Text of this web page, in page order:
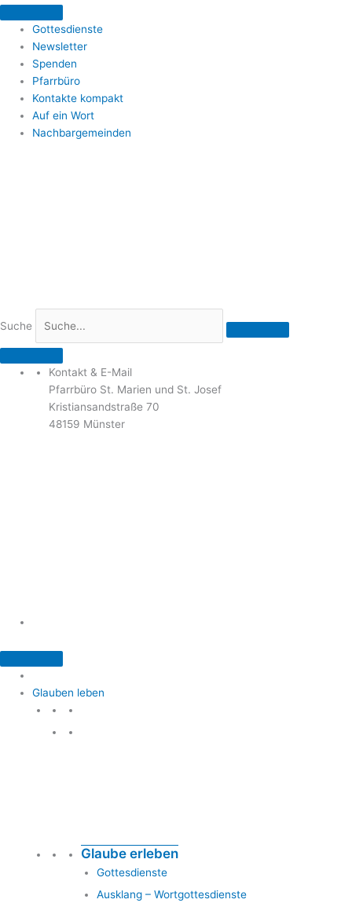
Zum
springen
Gottesdienste
Newsletter
Spenden
Pfarrbüro
Kontakte kompakt
Auf ein Wort
Nachbargemeinden
Suche
Kontakt & E-Mail
Pfarrbüro St. Marien und St. Josef
Kristiansandstraße 70
48159 Münster
Glauben leben
Glaube erleben
Gottesdienste
Ausklang – Wortgottesdienste